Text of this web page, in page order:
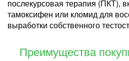
послекурсовая терапия (ПКТ),
тамоксифен или кломид для
выработки собственного
Преимущества